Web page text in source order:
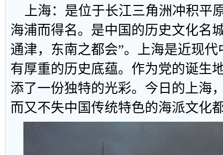
上海：是位于长江三角洲冲积平
海浦而得名。是中国的历史文化名
通津，东南之都会”。上海是近现代
有厚重的历史底蕴。作为党的诞生
添了一份独特的光彩。今日的上海
而又不失中国传统特色的海派文化